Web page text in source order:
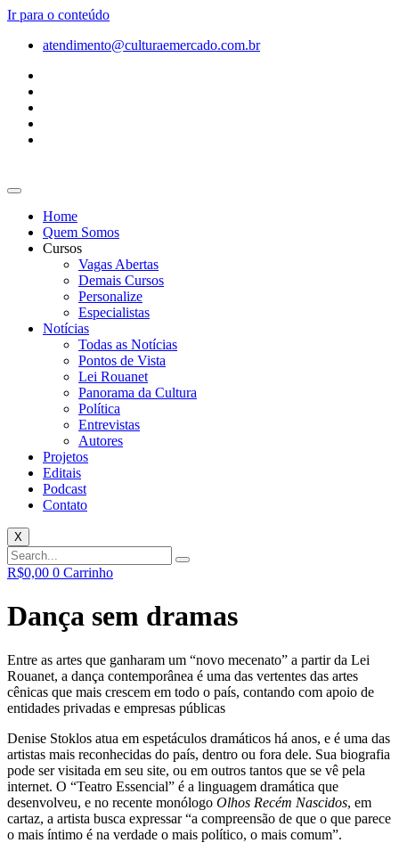
Ir para o conteúdo
atendimento@culturaemercado.com.br
Home
Quem Somos
Cursos
Vagas Abertas
Demais Cursos
Personalize
Especialistas
Notícias
Todas as Notícias
Pontos de Vista
Lei Rouanet
Panorama da Cultura
Política
Entrevistas
Autores
Projetos
Editais
Podcast
Contato
X
R$0,00 0 Carrinho
Dança sem dramas
Entre as artes que ganharam um “novo mecenato” a partir da Lei
Rouanet, a dança contemporânea é uma das vertentes das artes
cênicas que mais crescem em todo o país, contando com apoio de
entidades privadas e empresas públicas
Denise Stoklos atua em espetáculos dramáticos há anos, e é uma das
artistas mais reconhecidas do país, dentro ou fora dele. Sua biografia
pode ser visitada em seu site, ou em outros tantos que se vê pela
internet. O “Teatro Essencial” é a linguagem dramática que
desenvolveu, e no recente monólogo Olhos Recém Nascidos, em
cartaz, a artista busca expressar “a compreensão de que o que parece
o mais íntimo é na verdade o mais político, o mais comum”.